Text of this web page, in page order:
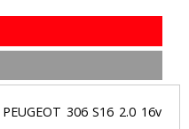
306 S16 2.0 16v